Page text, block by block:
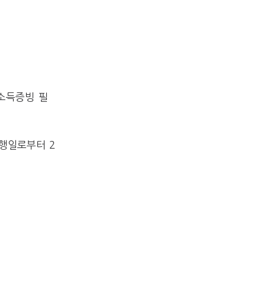
득증빙 필
일로부터 2